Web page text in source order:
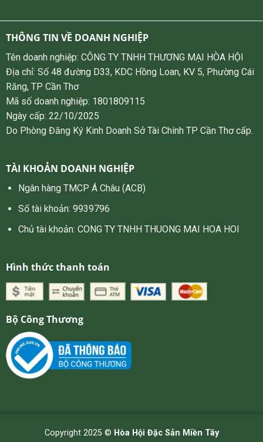
THÔNG TIN VỀ DOANH NGHIỆP
Tên doanh nghiệp: CÔNG TY TNHH THƯƠNG MẠI HÒA HỘI
Địa chỉ: Số 48 đường D33, KDC Hồng Loan, KV 5, Phường Cái
Răng, TP Cần Thơ
Mã số doanh nghiệp: 1801809115
Ngày cấp: 22/10/2025
Do Phòng Đăng Ký Kinh Doanh Sở Tài Chính TP Cần Thơ cấp.
TÀI KHOẢN DOANH NGHIỆP
Ngân hàng TMCP Á Châu (ACB)
Số tài khoản: 9939796
Chủ tài khoản: CONG TY TNHH THUONG MAI HOA HOI
Hình thức thanh toán
Bộ Công Thương
Copyright 2025 © Hòa Hội Đặc Sản Miền Tây